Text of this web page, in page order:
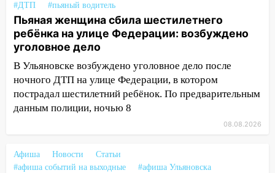
04:47
В Ульяновской области объявили
ракетную опасность: звучат сирены
07.08.2026
20:40
Ульяновские аграрии смогут
купить тракторы с отсрочкой платежа
до декабря
19:34 В следственном управлении
празднованию Дня сотрудника органов
следствия Российской Федерации
#ДТП
#пьяный водитель
Пьяная женщина сбила шестилетнего
ребёнка на улице Федерации: возбуждено
уголовное дело
В Ульяновске возбуждено уголовное дело после
ночного ДТП на улице Федерации, в котором
пострадал шестилетний ребёнок. По предварительным
данным полиции, ночью 8
08.08.2026
Афиша Новости
Статьи
#афиша событий на выходные
#афиша Ульяновска